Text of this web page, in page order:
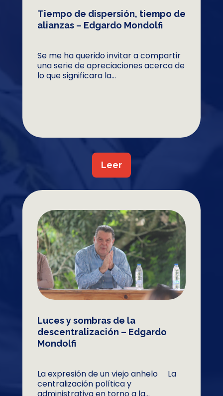
Tiempo de dispersión, tiempo de
alianzas – Edgardo Mondolfi
Se me ha querido invitar a compartir
una serie de apreciaciones acerca de
lo que significara la...
Leer
Luces y sombras de la
descentralización – Edgardo
Mondolfi
La expresión de un viejo anhelo La
centralización política y